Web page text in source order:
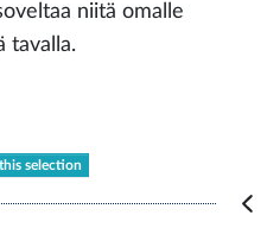
niitä omalle
tavalla.
selection